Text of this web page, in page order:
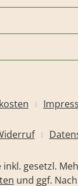
inkl. gesetzl.
und ggf.